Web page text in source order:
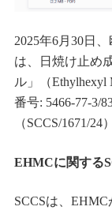
2025年6月30日
は、日焼け止め
ル」（Ethylhexyl
番号: 5466-77-3/
（SCCS/1671/24
EHMCに関する
SCCSは、